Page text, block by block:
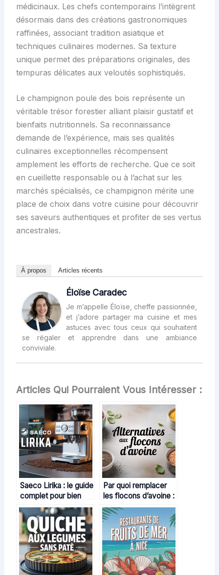
médicinaux. Les chefs contemporains l’intègrent
désormais dans des créations gastronomiques
raffinées, associant tradition asiatique et
techniques culinaires modernes. Sa texture
unique permet des préparations originales, des
tempuras délicates aux veloutés sophistiqués.
Le champignon poule des bois représente un
véritable trésor forestier alliant plaisir gustatif et
bienfaits nutritionnels. Sa reconnaissance
demande de l’expérience, mais ses qualités
culinaires exceptionnelles récompensent
amplement les efforts de recherche. Que ce soit
en cueillette responsable ou à l’achat sur les
marchés spécialisés, ce champignon mérite une
place de choix dans votre cuisine pour découvrir
ses saveurs authentiques et profiter de ses vertus
ancestrales.
À propos Articles récents
Éloïse Caradec
Je m’appelle Éloïse, cheffe passionnée,
et j’adore partager ma cuisine et mes
astuces avec tous ceux qui souhaitent
se régaler et apprendre dans une ambiance
conviviale.
Articles Qui Pourraient Vous Intéresser :
Saeco Lirika : le guide
complet pour bien
choisir sa machine à
café
Par quoi remplacer
les flocons d’avoine :
toutes les
alternatives adaptées
à vos besoins